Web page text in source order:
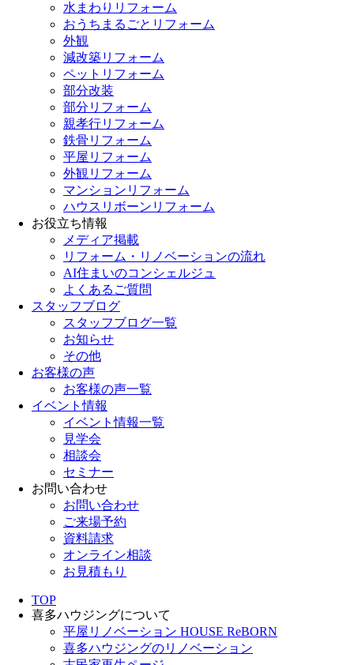
水まわりリフォーム
おうちまるごとリフォーム
外観
減改築リフォーム
ペットリフォーム
部分改装
部分リフォーム
親孝行リフォーム
鉄骨リフォーム
平屋リフォーム
外観リフォーム
マンションリフォーム
ハウスリボーンリフォーム
お役立ち情報
メディア掲載
リフォーム・リノベーションの流れ
AI住まいのコンシェルジュ
よくあるご質問
スタッフブログ
スタッフブログ一覧
お知らせ
その他
お客様の声
お客様の声一覧
イベント情報
イベント情報一覧
見学会
相談会
セミナー
お問い合わせ
お問い合わせ
ご来場予約
資料請求
オンライン相談
お見積もり
TOP
喜多ハウジングについて
平屋リノベーション HOUSE ReBORN
喜多ハウジングのリノベーション